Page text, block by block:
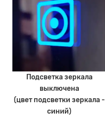
Подсветка зеркала
выключена
(цвет подсветки зеркала -
синий)